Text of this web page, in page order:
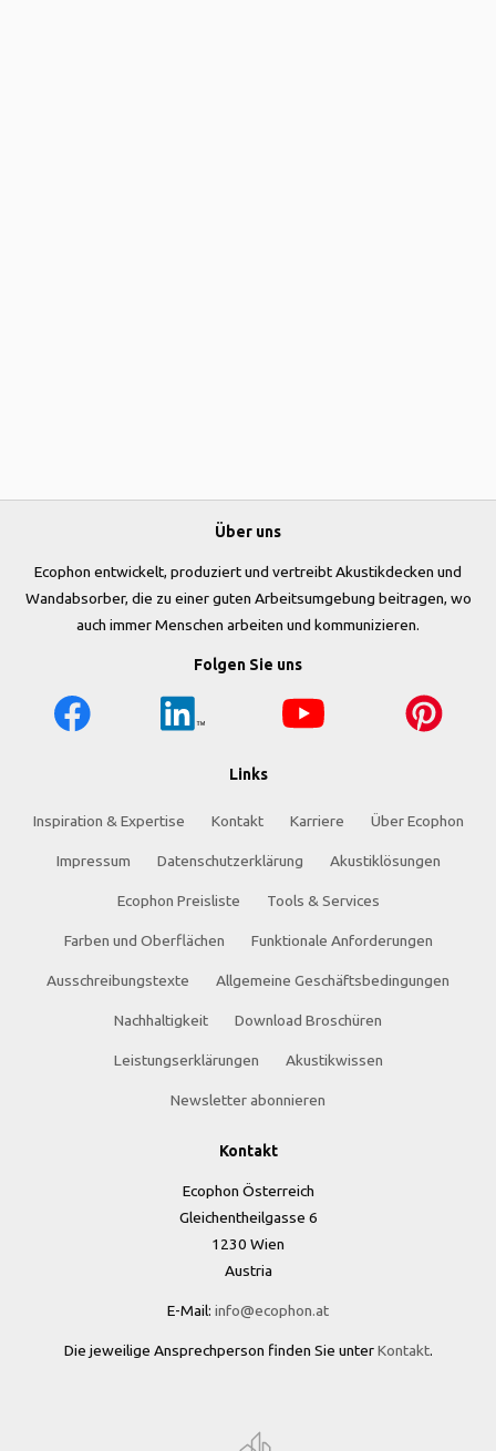
Über uns
Ecophon entwickelt, produziert und vertreibt Akustikdecken und
Wandabsorber, die zu einer guten Arbeitsumgebung beitragen, wo
auch immer Menschen arbeiten und kommunizieren.
Folgen Sie uns
Links
Inspiration & Expertise Kontakt Karriere Über Ecophon
Impressum Datenschutzerklärung Akustiklösungen
Ecophon Preisliste Tools & Services
Farben und Oberflächen Funktionale Anforderungen
Ausschreibungstexte Allgemeine Geschäftsbedingungen
Nachhaltigkeit Download Broschüren
Leistungserklärungen Akustikwissen
Newsletter abonnieren
Kontakt
Ecophon Österreich
Gleichentheilgasse 6
1230 Wien
Austria
E-Mail: info@ecophon.at
Die jeweilige Ansprechperson finden Sie unterKontakt.